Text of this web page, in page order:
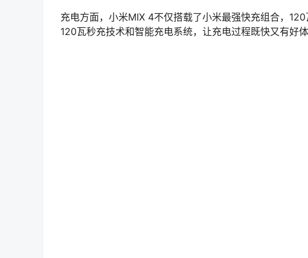
充电方面，小米MIX 4不仅搭载了小米最强快充组合，
120瓦秒充技术和智能充电系统，让充电过程既快又有好体